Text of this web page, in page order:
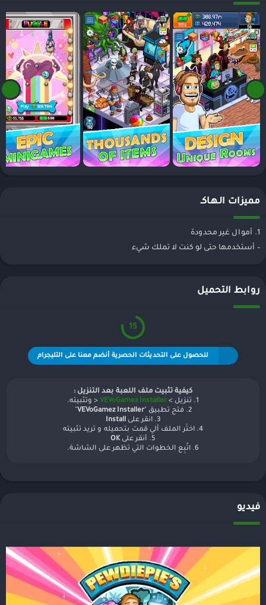
مميزات الـهـاكـ
1. أموال غير محدودة
– أستخدمها حتى لو كنت لا تملك شيء
روابط التحميل
15
للحصول على التحديثات الحصرية أنضم معنا على التليجرام
كيفية تثبيت ملف اللعبة بعد التنزيل :
1. تنزيل >
VEVoGamez Installer < وتثبيته.
2. فتح تطبيق "
VEVoGamez Installer
"
3. انقر على
Install
4. اختَر الملف ألي قمت بتحميله و تريد تثبيته
5. أنقر على
OK
6. اتّبِع الخطوات التي تظهر على الشاشة.
فيديو